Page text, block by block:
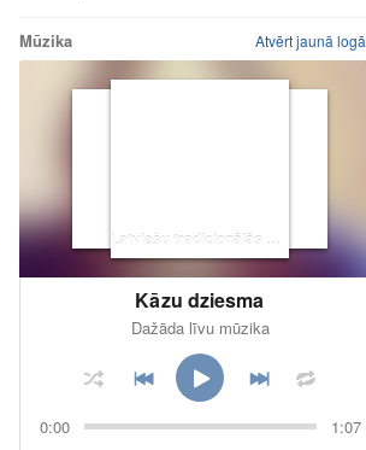
Atvērt jaunā logā
Mūzika
Latviešu tradicionālās mūzikas antoloģija
Kāzu dziesma
Dažāda līvu mūzika
0:00 1:07